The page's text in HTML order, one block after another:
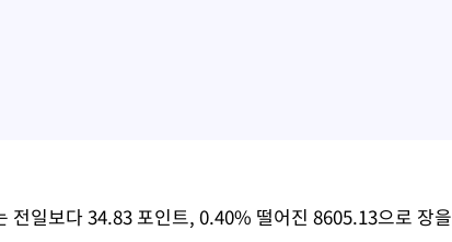
전일보다 34.83 포인트, 0.40% 떨어진 8605.13으로 장을